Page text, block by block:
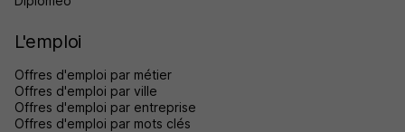
L'emploi
Offres d'emploi par métier
Offres d'emploi par ville
Offres d'emploi par entreprise
Offres d'emploi par mots clés